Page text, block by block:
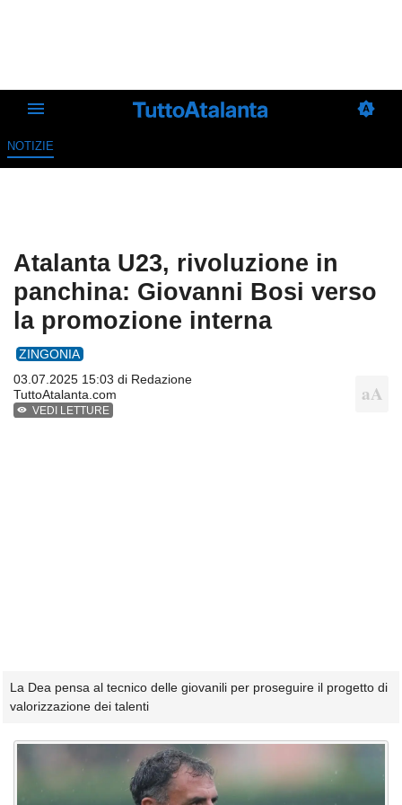
NOTIZIE
Atalanta U23, rivoluzione in
panchina: Giovanni Bosi verso
la promozione interna
ZINGONIA
03.07.2025 15:03 di Redazione
TuttoAtalanta.com
VEDI LETTURE
La Dea pensa al tecnico delle giovanili per proseguire il progetto di
valorizzazione dei talenti